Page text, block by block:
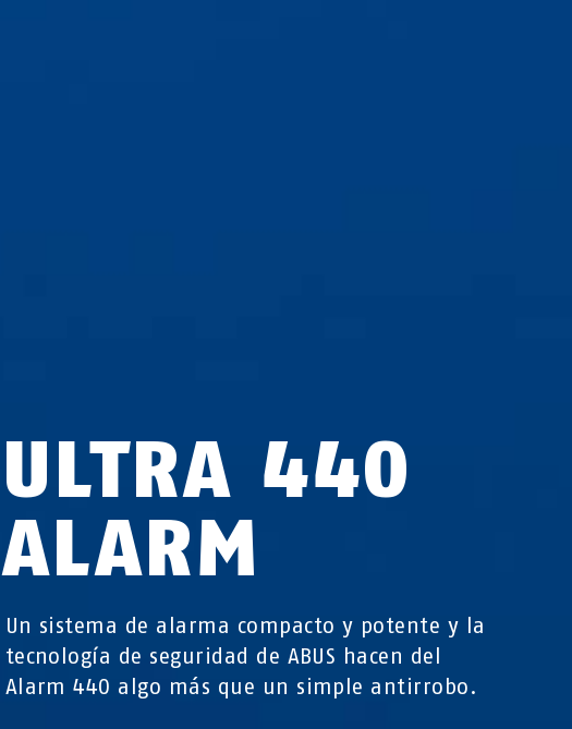
ULTRA 440
ALARM
Un sistema de alarma compacto y potente y la
tecnología de seguridad de ABUS hacen del
Alarm 440 algo más que un simple antirrobo.